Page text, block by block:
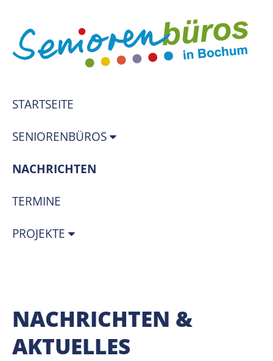
STARTSEITE
SENIORENBÜROS
NACHRICHTEN
TERMINE
PROJEKTE
NACHRICHTEN &
AKTUELLES